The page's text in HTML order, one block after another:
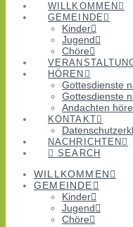
WILLKOMMEN
GEMEINDE
Kinder
Jugend
Chöre
HÖREN
Gottesdienste
Gottesdienste
Andachten
KONTAKT
NACHRICHTEN
SEARCH
WILLKOMMEN
GEMEINDE
Kinder
Jugend
Chöre